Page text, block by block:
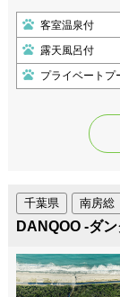
客室温泉付
露天風呂付
プライベートプ
南房総
千葉県
DANQOO -ダ